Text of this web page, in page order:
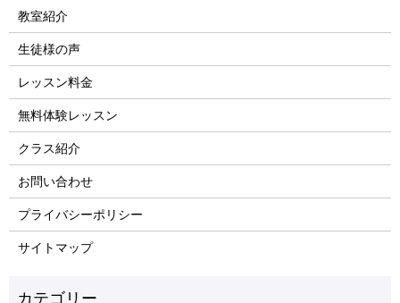
教室紹介
生徒様の声
レッスン料金
無料体験レッスン
クラス紹介
お問い合わせ
プライバシーポリシー
サイトマップ